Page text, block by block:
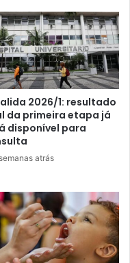
2026/1: resultado
da primeira etapa já
disponível para
atrás